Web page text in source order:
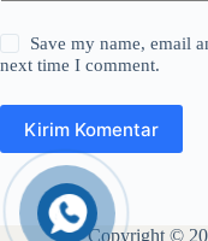
Save my name, email
next time I comment.
Kirim Komentar
Copyright ©